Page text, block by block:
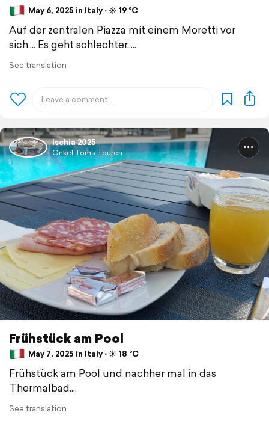
May 6, 2025 in Italy ⋅ ☀️ 19 °C
Auf der zentralen Piazza mit einem Moretti vor
sich.... Es geht schlechter.....
See translation
Ischia 2025
Onkel Toms Touren
Frühstück am Pool
May 7, 2025 in Italy ⋅ ☀️ 18 °C
Frühstück am Pool und nachher mal in das
Thermalbad....
See translation